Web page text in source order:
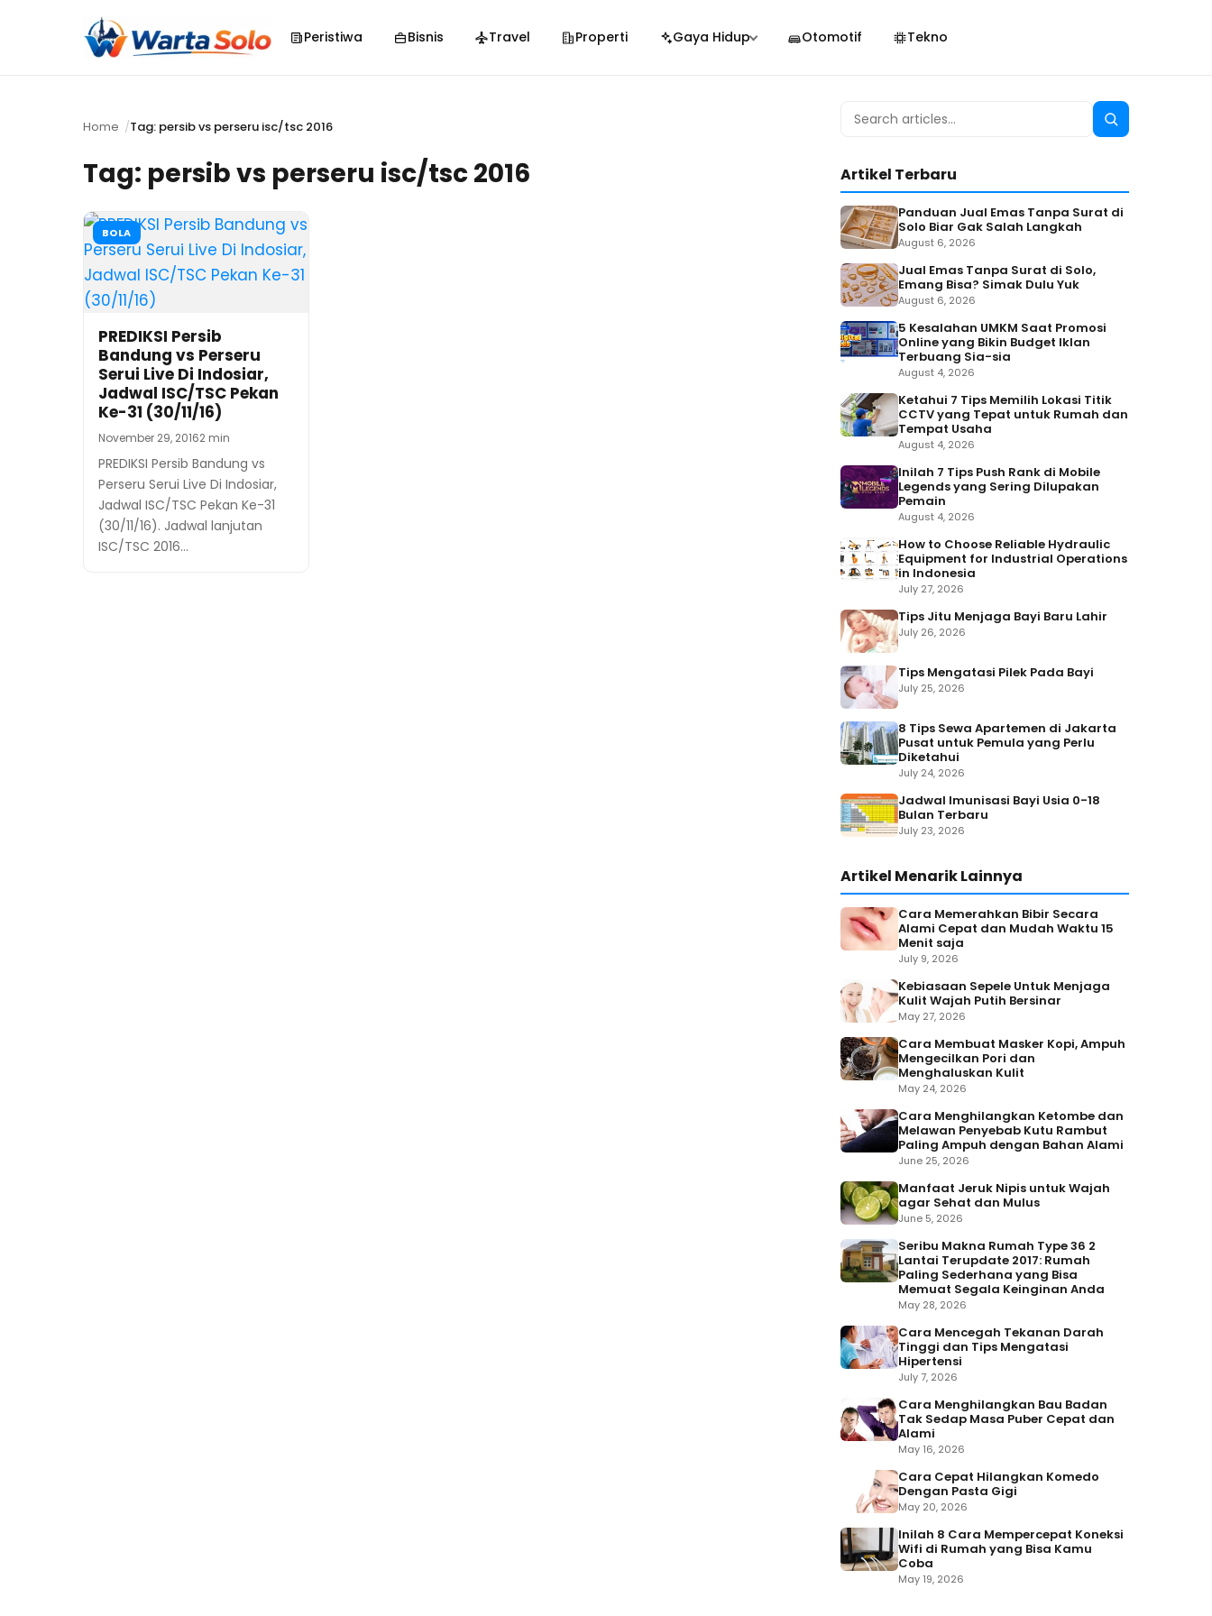
Peristiwa Bisnis Travel Properti Gaya Hidup Otomotif Tekno
Home Tag: persib vs perseru isc/tsc 2016
Tag: persib vs perseru isc/tsc 2016
BOLA
PREDIKSI Persib
Bandung vs Perseru
Serui Live Di Indosiar,
Jadwal ISC/TSC Pekan
Ke-31 (30/11/16)
November 29, 20162 min
PREDIKSI Persib Bandung vs
Perseru Serui Live Di Indosiar,
Jadwal ISC/TSC Pekan Ke-31
(30/11/16). Jadwal lanjutan
ISC/TSC 2016…
Search
Search
Artikel Terbaru
Panduan Jual Emas Tanpa Surat di
Solo Biar Gak Salah Langkah
August 6, 2026
Jual Emas Tanpa Surat di Solo,
Emang Bisa? Simak Dulu Yuk
August 6, 2026
5 Kesalahan UMKM Saat Promosi
Online yang Bikin Budget Iklan
Terbuang Sia-sia
August 4, 2026
Ketahui 7 Tips Memilih Lokasi Titik
CCTV yang Tepat untuk Rumah dan
Tempat Usaha
August 4, 2026
Inilah 7 Tips Push Rank di Mobile
Legends yang Sering Dilupakan
Pemain
August 4, 2026
How to Choose Reliable Hydraulic
Equipment for Industrial Operations
in Indonesia
July 27, 2026
Tips Jitu Menjaga Bayi Baru Lahir
July 26, 2026
Tips Mengatasi Pilek Pada Bayi
July 25, 2026
8 Tips Sewa Apartemen di Jakarta
Pusat untuk Pemula yang Perlu
Diketahui
July 24, 2026
Jadwal Imunisasi Bayi Usia 0-18
Bulan Terbaru
July 23, 2026
Artikel Menarik Lainnya
Cara Memerahkan Bibir Secara
Alami Cepat dan Mudah Waktu 15
Menit saja
July 9, 2026
Kebiasaan Sepele Untuk Menjaga
Kulit Wajah Putih Bersinar
May 27, 2026
Cara Membuat Masker Kopi, Ampuh
Mengecilkan Pori dan
Menghaluskan Kulit
May 24, 2026
Cara Menghilangkan Ketombe dan
Melawan Penyebab Kutu Rambut
Paling Ampuh dengan Bahan Alami
June 25, 2026
Manfaat Jeruk Nipis untuk Wajah
agar Sehat dan Mulus
June 5, 2026
Seribu Makna Rumah Type 36 2
Lantai Terupdate 2017: Rumah
Paling Sederhana yang Bisa
Memuat Segala Keinginan Anda
May 28, 2026
Cara Mencegah Tekanan Darah
Tinggi dan Tips Mengatasi
Hipertensi
July 7, 2026
Cara Menghilangkan Bau Badan
Tak Sedap Masa Puber Cepat dan
Alami
May 16, 2026
Cara Cepat Hilangkan Komedo
Dengan Pasta Gigi
May 20, 2026
Inilah 8 Cara Mempercepat Koneksi
Wifi di Rumah yang Bisa Kamu
Coba
May 19, 2026